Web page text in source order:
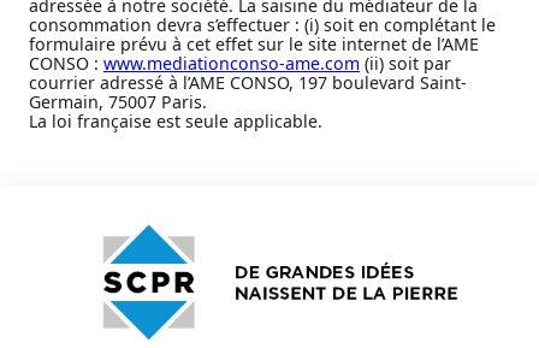
adressée à notre société. La saisine du médiateur de la
consommation devra s’effectuer : (i) soit en complétant le
formulaire prévu à cet effet sur le site internet de l’AME
CONSO : www.mediationconso-ame.com (ii) soit par
courrier adressé à l’AME CONSO, 197 boulevard Saint-
Germain, 75007 Paris.
La loi française est seule applicable.